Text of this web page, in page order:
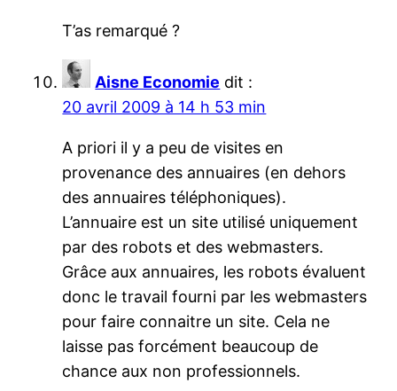
T’as remarqué ?
Aisne Economie dit :
20 avril 2009 à 14 h 53 min
A priori il y a peu de visites en
provenance des annuaires (en dehors
des annuaires téléphoniques).
L’annuaire est un site utilisé uniquement
par des robots et des webmasters.
Grâce aux annuaires, les robots évaluent
donc le travail fourni par les webmasters
pour faire connaitre un site. Cela ne
laisse pas forcément beaucoup de
chance aux non professionnels.